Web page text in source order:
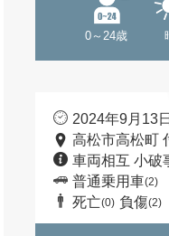
0～24歳
2024年9月13
高松市高松町
車両相互 小破
普通乗用車(2)
死亡(0) 負傷(2)